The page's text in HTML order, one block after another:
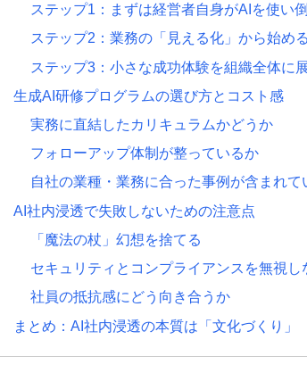
ステップ1：まずは経営者自身がAIを使い
ステップ2：業務の「見える化」から始める
ステップ3：小さな成功体験を組織全体に
生成AI研修プログラムの選び方とコスト感
実務に直結したカリキュラムかどうか
フォローアップ体制が整っているか
自社の業種・業務に合った事例が含まれて
AI社内浸透で失敗しないための注意点
「魔法の杖」幻想を捨てる
セキュリティとコンプライアンスを無視し
社員の抵抗感にどう向き合うか
まとめ：AI社内浸透の本質は「文化づくり」